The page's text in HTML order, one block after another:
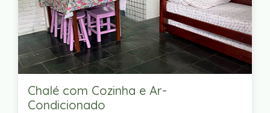
Chalé com Cozinha e Ar-
Condicionado